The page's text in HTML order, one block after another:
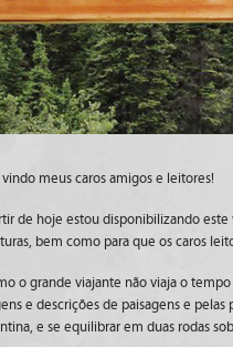
meus caros amigos e leitores!
de hoje estou disponibilizando
bem como para que os caros
o grande viajante não viaja o
e descrições de paisagens e
e se equilibrar em duas rodas